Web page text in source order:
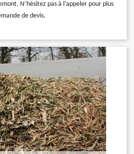
N’hésitez pas à l’appeler pour plus
de devis.